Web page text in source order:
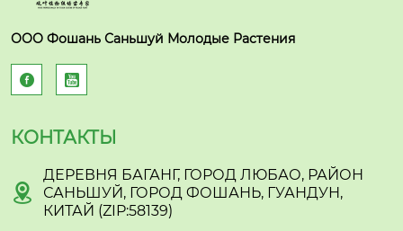
ООО Фошань Саньшуй Молодые Растения
 
КОНТАКТЫ

ДЕРЕВНЯ БАГАНГ, ГОРОД ЛЮБАО, РАЙОН
САНЬШУЙ, ГОРОД ФОШАНЬ, ГУАНДУН,
КИТАЙ (ZIP:58139)